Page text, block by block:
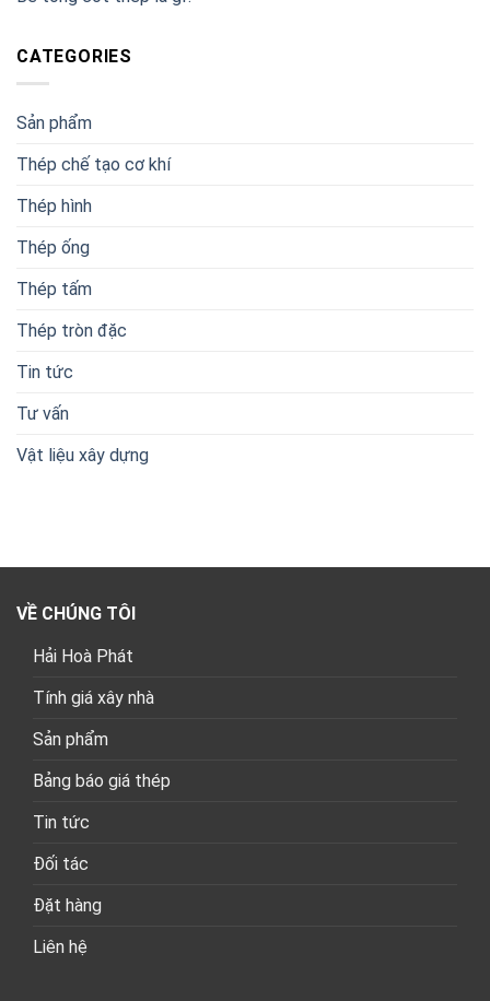
CATEGORIES
Sản phẩm
Thép chế tạo cơ khí
Thép hình
Thép ống
Thép tấm
Thép tròn đặc
Tin tức
Tư vấn
Vật liệu xây dựng
VỀ CHÚNG TÔI
Hải Hoà Phát
Tính giá xây nhà
Sản phẩm
Bảng báo giá thép
Tin tức
Đối tác
Đặt hàng
Liên hệ